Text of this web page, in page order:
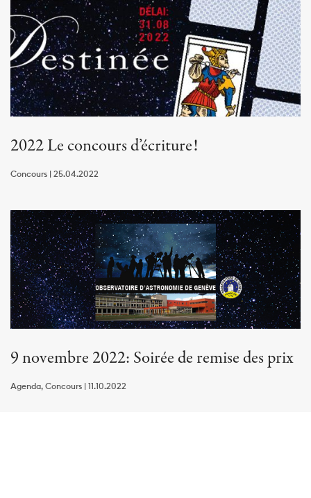
2022 Le concours d’écriture!
Concours | 25.04.2022
9 novembre 2022: Soirée de remise des prix
Agenda, Concours | 11.10.2022